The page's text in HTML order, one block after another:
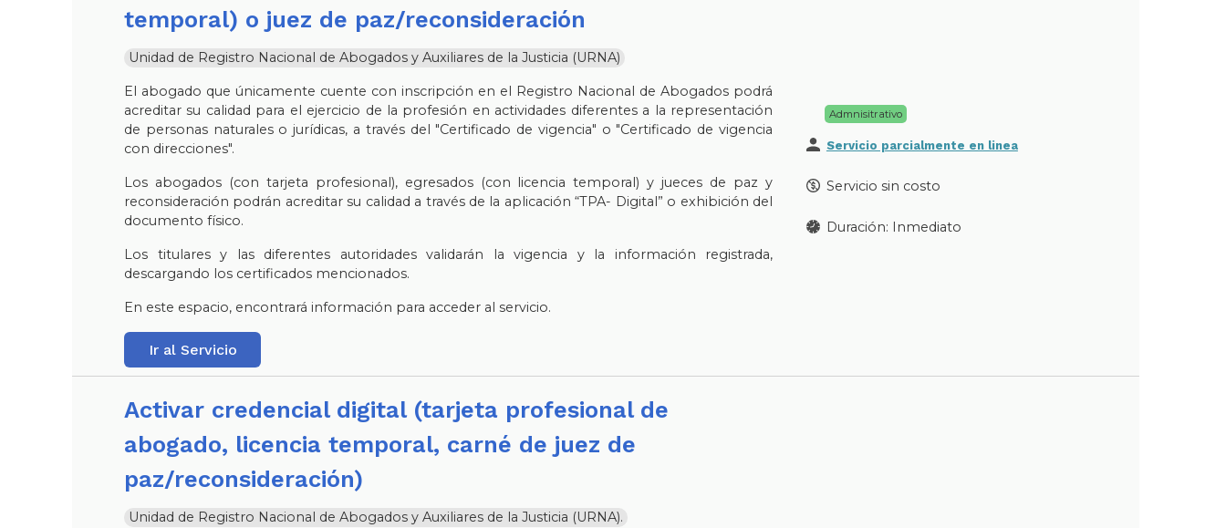
temporal) o juez de paz/reconsideración
Unidad de Registro Nacional de Abogados y Auxiliares de la Justicia (URNA)
El abogado que únicamente cuente con inscripción en el Registro Nacional de Abogados podrá
acreditar su calidad para el ejercicio de la profesión en actividades diferentes a la representación
de personas naturales o jurídicas, a través del "Certificado de vigencia" o "Certificado de vigencia
con direcciones".
Los abogados (con tarjeta profesional), egresados (con licencia temporal) y jueces de paz y
reconsideración podrán acreditar su calidad a través de la aplicación “TPA- Digital” o exhibición del
documento físico.
Los titulares y las diferentes autoridades validarán la vigencia y la información registrada,
descargando los certificados mencionados.
En este espacio, encontrará información para acceder al servicio.
Ir al Servicio
Admnisitrativo
Servicio parcialmente en linea
Servicio sin costo
Duración: Inmediato
Activar credencial digital (tarjeta profesional de
abogado, licencia temporal, carné de juez de
paz/reconsideración)
Unidad de Registro Nacional de Abogados y Auxiliares de la Justicia (URNA).